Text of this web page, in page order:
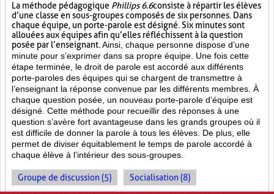
La méthode pédagogique Phillips 6.6consiste à répartir les élèves
d’une classe en sous-groupes composés de six personnes. Dans
chaque équipe, un porte-parole est désigné. Six minutes sont
allouées aux équipes afin qu’elles réfléchissent à la question
posée par l’enseignant. Ainsi, chaque personne dispose d’une
minute pour s’exprimer dans sa propre équipe. Une fois cette
étape terminée, le droit de parole est accordé aux différents
porte-paroles des équipes qui se chargent de transmettre à
l’enseignant la réponse convenue par les différents membres. À
chaque question posée, un nouveau porte-parole d’équipe est
désigné. Cette méthode pour recueillir des réponses à une
question s’avère fort avantageuse dans les grands groupes où il
est difficile de donner la parole à tous les élèves. De plus, elle
permet de diviser équitablement le temps de parole accordé à
chaque élève à l’intérieur des sous-groupes.
Groupe de discussion (5) Socialisation (8)